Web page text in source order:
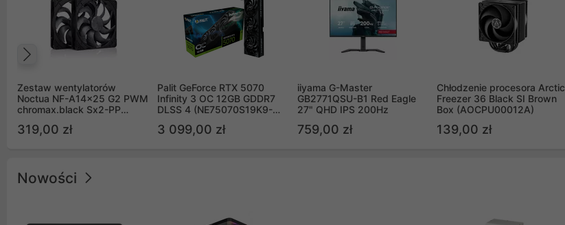
Zestaw wentylatorów
Noctua NF-A14x25 G2 PWM
chromax.black Sx2-PP
(2szt)
319,00 zł
Palit GeForce RTX 5070
Infinity 3 OC 12GB GDDR7
DLSS 4 (NE75070S19K9-
3 099,00 zł
iiyama G-Master
GB2771QSU-B1 Red Eagle
27" QHD IPS 200Hz
759,00 zł
Chłodzenie procesora Arctic
Freezer 36 Black SI Brown
Box (AOCPU00012A)
139,00 zł
Nowości